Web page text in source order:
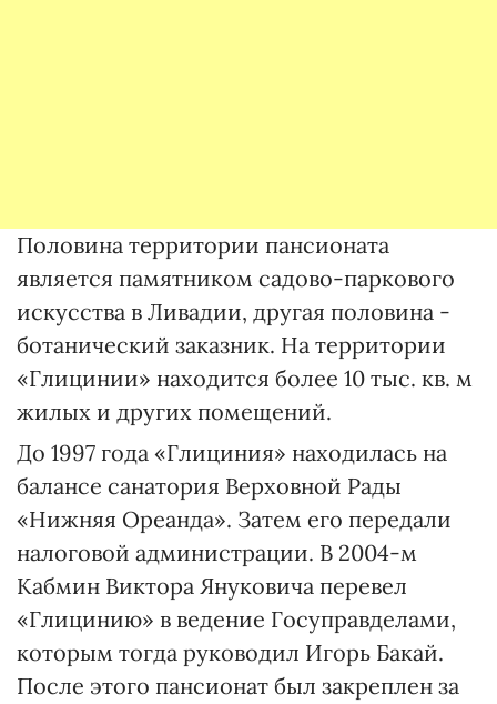
Половина территории пансионата
является памятником садово-паркового
искусства в Ливадии, другая половина -
ботанический заказник. На территории
«Глицинии» находится более 10 тыс. кв. м
жилых и других помещений.
До 1997 года «Глициния» находилась на
балансе санатория Верховной Рады
«Нижняя Ореанда». Затем его передали
налоговой администрации. В 2004-м
Кабмин Виктора Януковича перевел
«Глицинию» в ведение Госуправделами,
которым тогда руководил Игорь Бакай.
После этого пансионат был закреплен за